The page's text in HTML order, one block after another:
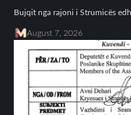
Bujqit nga rajoni i Strumicës
August 7, 2026